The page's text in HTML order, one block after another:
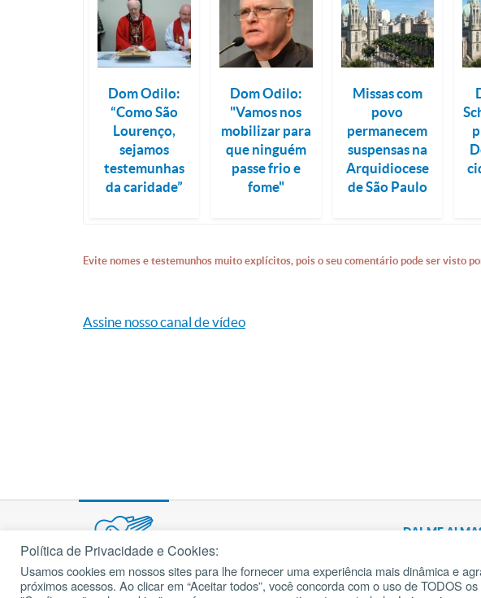
Dom Odilo:
“Como São
Lourenço,
sejamos
testemunhas
da caridade”
Dom Odilo:
"Vamos nos
mobilizar para
que ninguém
passe frio e
fome"
Missas com
povo
permanecem
suspensas na
Arquidiocese
de São Paulo
Evite nomes e testemunhos muito explícitos, pois o seu comentário pode ser visto
Assine nosso canal de vídeo
DAI-ME
cancaonova.com© 2002 – 2026
Todos os direitos reservados.
Política de Privacidade e Cookies:
Usamos cookies em nossos sites para lhe fornecer uma experiência mais dinâmica e
próximos acessos. Ao clicar em “Aceitar todos”, você concorda com o uso de TODOS